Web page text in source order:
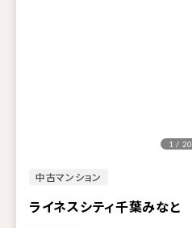
中古マンション
ライネスシティ千葉みなと
1 / 20